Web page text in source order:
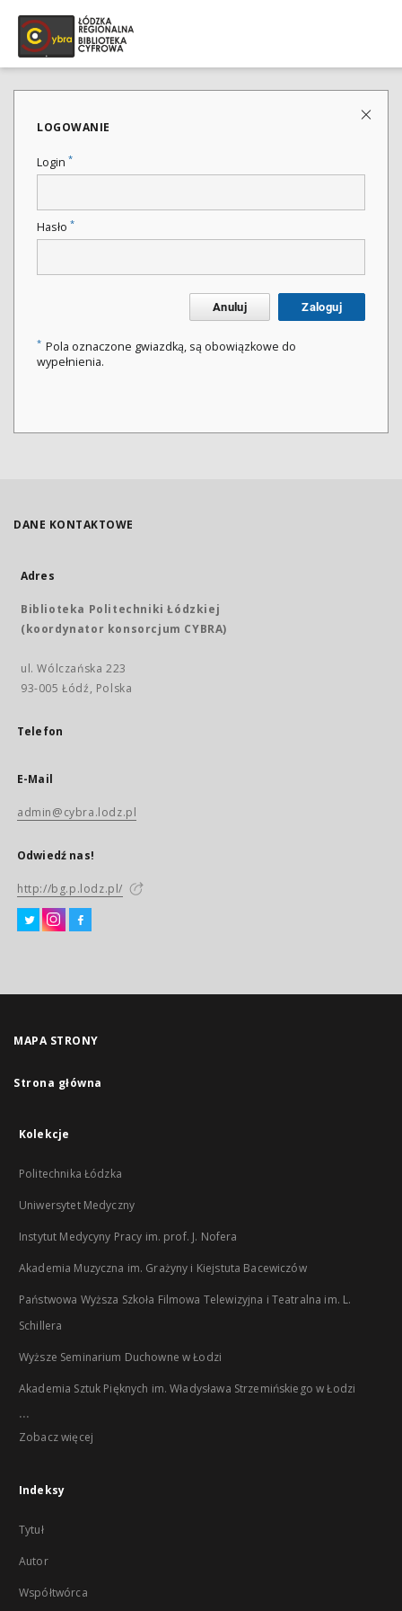
LOGOWANIE
Login *
Hasło *
Anuluj Zaloguj
* Pola oznaczone gwiazdką, są obowiązkowe do
wypełnienia.
DANE KONTAKTOWE
Adres
Biblioteka Politechniki Łódzkiej
(koordynator konsorcjum CYBRA)
ul. Wólczańska 223
93-005 Łódź, Polska
Telefon
E-Mail
admin@cybra.lodz.pl
Odwiedź nas!
http://bg.p.lodz.pl/
MAPA STRONY
Strona główna
Kolekcje
Politechnika Łódzka
Uniwersytet Medyczny
Instytut Medycyny Pracy im. prof. J. Nofera
Akademia Muzyczna im. Grażyny i Kiejstuta Bacewiczów
Państwowa Wyższa Szkoła Filmowa Telewizyjna i Teatralna im. L.
Schillera
Wyższe Seminarium Duchowne w Łodzi
Akademia Sztuk Pięknych im. Władysława Strzemińskiego w Łodzi
...
Zobacz więcej
Indeksy
Tytuł
Autor
Współtwórca